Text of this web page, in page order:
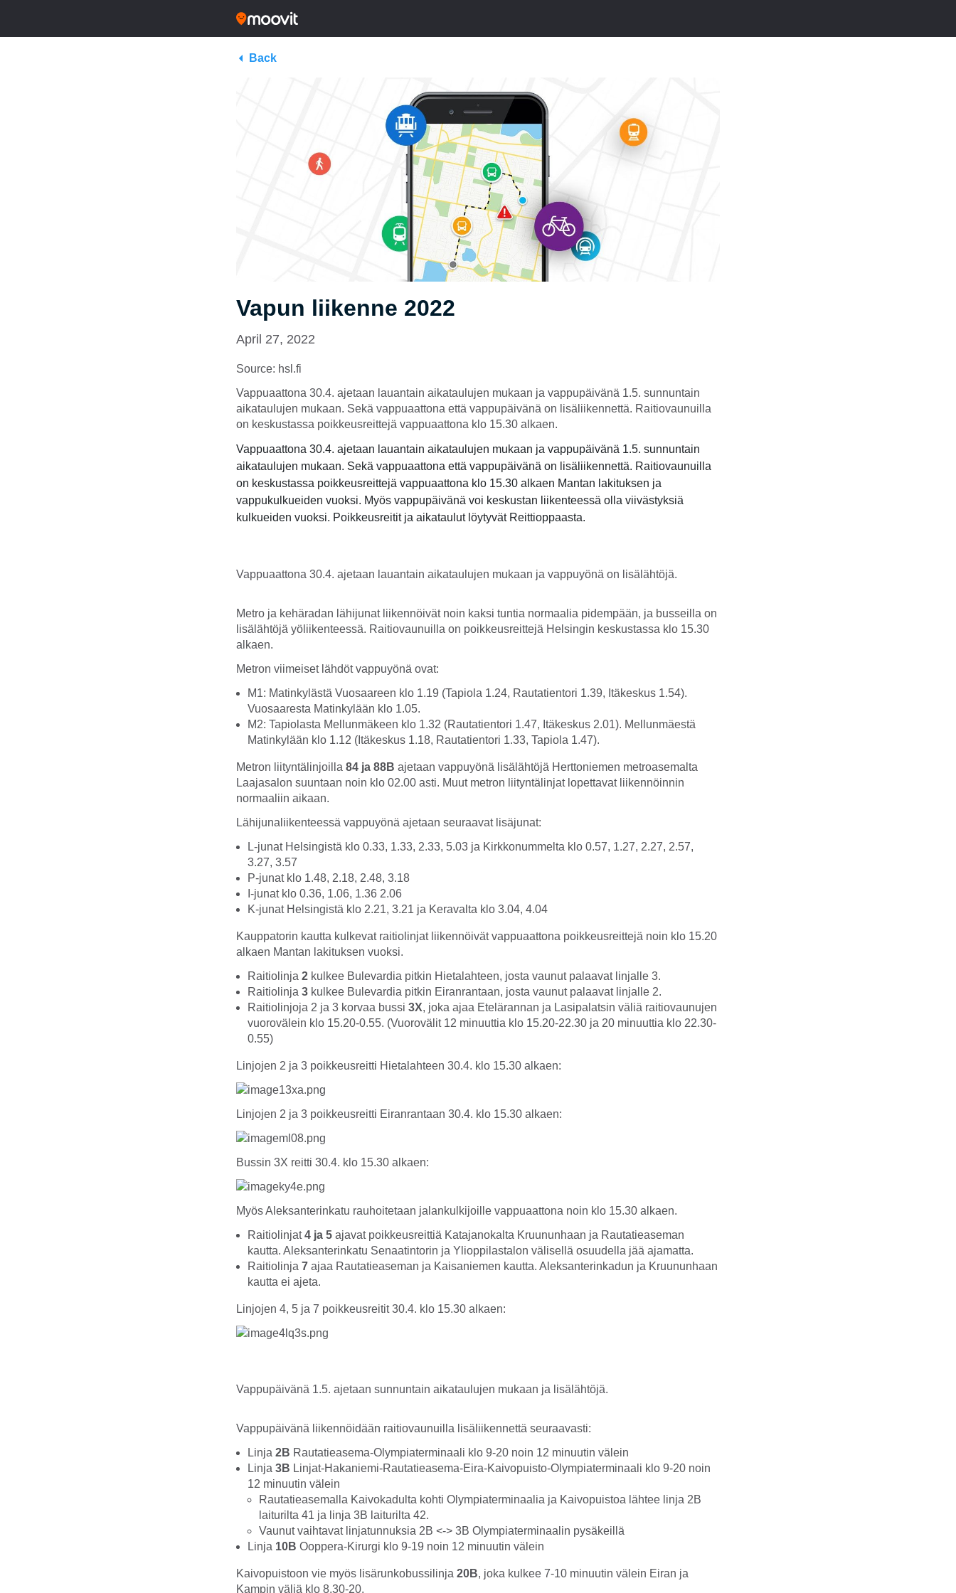
Back
Vapun liikenne 2022
April 27, 2022
Source: hsl.fi
Vappuaattona 30.4. ajetaan lauantain aikataulujen mukaan ja vappupäivänä 1.5. sunnuntain
aikataulujen mukaan. Sekä vappuaattona että vappupäivänä on lisäliikennettä. Raitiovaunuilla
on keskustassa poikkeusreittejä vappuaattona klo 15.30 alkaen.
Vappuaattona 30.4. ajetaan lauantain aikataulujen mukaan ja vappupäivänä 1.5. sunnuntain
aikataulujen mukaan. Sekä vappuaattona että vappupäivänä on lisäliikennettä. Raitiovaunuilla
on keskustassa poikkeusreittejä vappuaattona klo 15.30 alkaen Mantan lakituksen ja
vappukulkueiden vuoksi. Myös vappupäivänä voi keskustan liikenteessä olla viivästyksiä
kulkueiden vuoksi. Poikkeusreitit ja aikataulut löytyvät Reittioppaasta.
Vappuaattona 30.4. ajetaan lauantain aikataulujen mukaan ja vappuyönä on lisälähtöjä.
Metro ja kehäradan lähijunat liikennöivät noin kaksi tuntia normaalia pidempään, ja busseilla on
lisälähtöjä yöliikenteessä. Raitiovaunuilla on poikkeusreittejä Helsingin keskustassa klo 15.30
alkaen.
Metron viimeiset lähdöt vappuyönä ovat:
M1: Matinkylästä Vuosaareen klo 1.19 (Tapiola 1.24, Rautatientori 1.39, Itäkeskus 1.54).
Vuosaaresta Matinkylään klo 1.05.
M2: Tapiolasta Mellunmäkeen klo 1.32 (Rautatientori 1.47, Itäkeskus 2.01). Mellunmäestä
Matinkylään klo 1.12 (Itäkeskus 1.18, Rautatientori 1.33, Tapiola 1.47).
Metron liityntälinjoilla 84 ja 88B ajetaan vappuyönä lisälähtöjä Herttoniemen metroasemalta
Laajasalon suuntaan noin klo 02.00 asti. Muut metron liityntälinjat lopettavat liikennöinnin
normaaliin aikaan.
Lähijunaliikenteessä vappuyönä ajetaan seuraavat lisäjunat:
L-junat Helsingistä klo 0.33, 1.33, 2.33, 5.03 ja Kirkkonummelta klo 0.57, 1.27, 2.27, 2.57,
3.27, 3.57
P-junat klo 1.48, 2.18, 2.48, 3.18
I-junat klo 0.36, 1.06, 1.36 2.06
K-junat Helsingistä klo 2.21, 3.21 ja Keravalta klo 3.04, 4.04
Kauppatorin kautta kulkevat raitiolinjat liikennöivät vappuaattona poikkeusreittejä noin klo 15.20
alkaen Mantan lakituksen vuoksi.
Raitiolinja 2 kulkee Bulevardia pitkin Hietalahteen, josta vaunut palaavat linjalle 3.
Raitiolinja 3 kulkee Bulevardia pitkin Eiranrantaan, josta vaunut palaavat linjalle 2.
Raitiolinjoja 2 ja 3 korvaa bussi 3X, joka ajaa Etelärannan ja Lasipalatsin väliä raitiovaunujen
vuorovälein klo 15.20-0.55. (Vuorovälit 12 minuuttia klo 15.20-22.30 ja 20 minuuttia klo 22.30-
0.55)
Linjojen 2 ja 3 poikkeusreitti Hietalahteen 30.4. klo 15.30 alkaen:
Linjojen 2 ja 3 poikkeusreitti Eiranrantaan 30.4. klo 15.30 alkaen:
Bussin 3X reitti 30.4. klo 15.30 alkaen:
Myös Aleksanterinkatu rauhoitetaan jalankulkijoille vappuaattona noin klo 15.30 alkaen.
Raitiolinjat4 ja 5 ajavat poikkeusreittiä Katajanokalta Kruununhaan ja Rautatieaseman
kautta. Aleksanterinkatu Senaatintorin ja Ylioppilastalon välisellä osuudella jää ajamatta.
Raitiolinja 7 ajaa Rautatieaseman ja Kaisaniemen kautta. Aleksanterinkadun ja Kruununhaan
kautta ei ajeta.
Linjojen 4, 5 ja 7 poikkeusreitit 30.4. klo 15.30 alkaen:
Vappupäivänä 1.5. ajetaan sunnuntain aikataulujen mukaan ja lisälähtöjä.
Vappupäivänä liikennöidään raitiovaunuilla lisäliikennettä seuraavasti:
Linja 2B Rautatieasema-Olympiaterminaali klo 9-20 noin 12 minuutin välein
Linja 3B Linjat-Hakaniemi-Rautatieasema-Eira-Kaivopuisto-Olympiaterminaali klo 9-20 noin
12 minuutin välein
Rautatieasemalla Kaivokadulta kohti Olympiaterminaalia ja Kaivopuistoa lähtee linja 2B
laiturilta 41 ja linja 3B laiturilta 42.
Vaunut vaihtavat linjatunnuksia 2B <-> 3B Olympiaterminaalin pysäkeillä
Linja 10B Ooppera-Kirurgi klo 9-19 noin 12 minuutin välein
Kaivopuistoon vie myös lisärunkobussilinja 20B, joka kulkee 7-10 minuutin välein Eiran ja
Kampin väliä klo 8.30-20.